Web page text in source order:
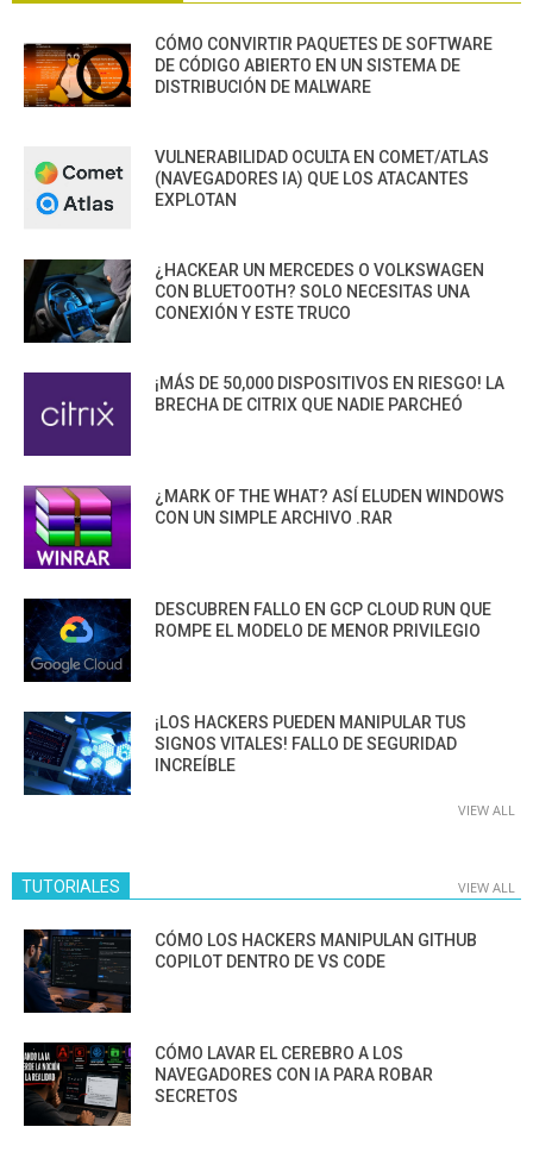
CÓMO CONVIRTIR PAQUETES DE SOFTWARE
DE CÓDIGO ABIERTO EN UN SISTEMA DE
DISTRIBUCIÓN DE MALWARE
VULNERABILIDAD OCULTA EN COMET/ATLAS
(NAVEGADORES IA) QUE LOS ATACANTES
EXPLOTAN
¿HACKEAR UN MERCEDES O VOLKSWAGEN
CON BLUETOOTH? SOLO NECESITAS UNA
CONEXIÓN Y ESTE TRUCO
¡MÁS DE 50,000 DISPOSITIVOS EN RIESGO! LA
BRECHA DE CITRIX QUE NADIE PARCHEÓ
¿MARK OF THE WHAT? ASÍ ELUDEN WINDOWS
CON UN SIMPLE ARCHIVO .RAR
DESCUBREN FALLO EN GCP CLOUD RUN QUE
ROMPE EL MODELO DE MENOR PRIVILEGIO
¡LOS HACKERS PUEDEN MANIPULAR TUS
SIGNOS VITALES! FALLO DE SEGURIDAD
INCREÍBLE
VIEW ALL
TUTORIALES VIEW ALL
CÓMO LOS HACKERS MANIPULAN GITHUB
COPILOT DENTRO DE VS CODE
CÓMO LAVAR EL CEREBRO A LOS
NAVEGADORES CON IA PARA ROBAR
SECRETOS